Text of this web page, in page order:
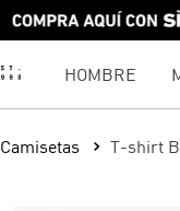
HOMBRE
Camisetas T-shirt